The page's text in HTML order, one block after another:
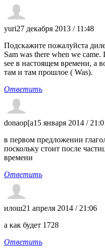
yuri27 декабря 2013 / 11:48
Подскажите пожалуйста
Sam was there when we
see в настоящем времени, а
там и там прошлое ( Was).
Ответить
donaop[a15 января 2014 /
в первом предложении
поскольку стоит после
времени
Ответить
илош21 апреля 2014 / 21:06
а как будет 1728
Ответить